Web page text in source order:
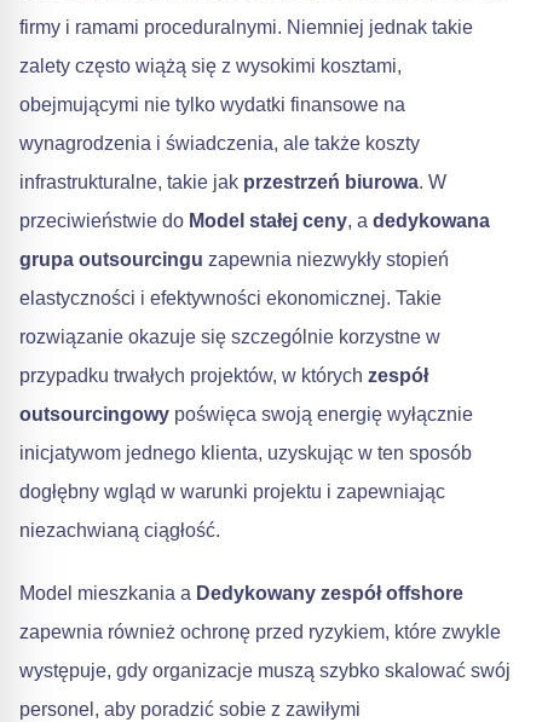
firmy i ramami proceduralnymi. Niemniej jednak takie
zalety często wiążą się z wysokimi kosztami,
obejmującymi nie tylko wydatki finansowe na
wynagrodzenia i świadczenia, ale także koszty
infrastrukturalne, takie jak przestrzeń biurowa. W
przeciwieństwie do Model stałej ceny, a dedykowana
grupa outsourcingu zapewnia niezwykły stopień
elastyczności i efektywności ekonomicznej. Takie
rozwiązanie okazuje się szczególnie korzystne w
przypadku trwałych projektów, w których zespół
outsourcingowy poświęca swoją energię wyłącznie
inicjatywom jednego klienta, uzyskując w ten sposób
dogłębny wgląd w warunki projektu i zapewniając
niezachwianą ciągłość.
Model mieszkania a Dedykowany zespół offshore
zapewnia również ochronę przed ryzykiem, które zwykle
występuje, gdy organizacje muszą szybko skalować swój
personel, aby poradzić sobie z zawiłymi